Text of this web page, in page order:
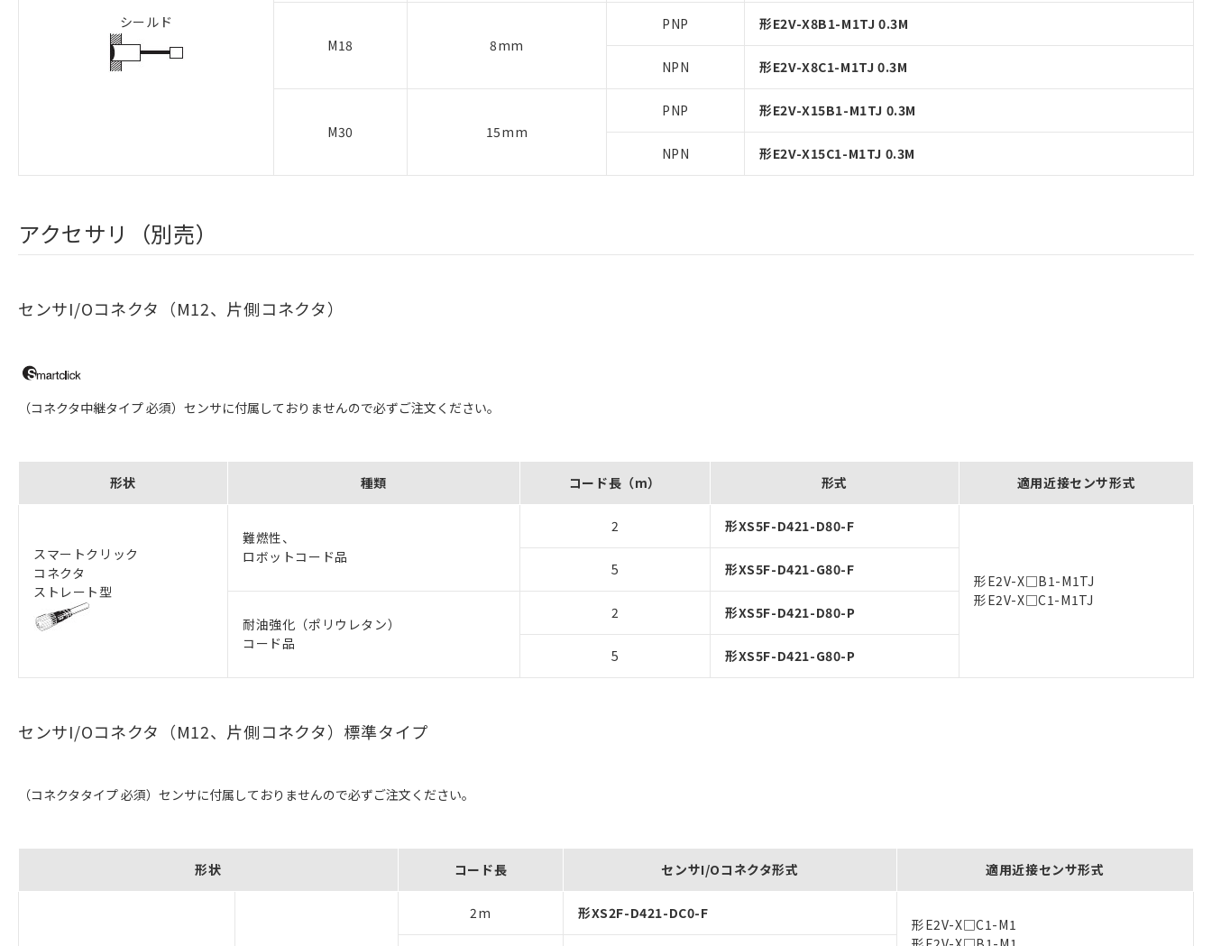
シールド
M18 8mm
PNP 形E2V-X8B1-M1TJ 0.3M
NPN 形E2V-X8C1-M1TJ 0.3M
M30 15mm
PNP 形E2V-X15B1-M1TJ 0.3M
NPN 形E2V-X15C1-M1TJ 0.3M
アクセサリ（別売）
センサI/Oコネクタ（M12、片側コネクタ）
（コネクタ中継タイプ 必須）センサに付属しておりませんので必ずご注文ください。
形状 種類 コード長（m） 形式 適用近接センサ形式
スマートクリック
コネクタ
ストレート型
難燃性、
ロボットコード品
2 形XS5F-D421-D80-F
形E2V-X□B1-M1TJ
形E2V-X□C1-M1TJ
5 形XS5F-D421-G80-F
耐油強化（ポリウレタン）
コード品
2 形XS5F-D421-D80-P
5 形XS5F-D421-G80-P
センサI/Oコネクタ（M12、片側コネクタ）標準タイプ
（コネクタタイプ 必須）センサに付属しておりませんので必ずご注文ください。
形状 コード長 センサI/Oコネクタ形式 適用近接センサ形式
2m 形XS2F-D421-DC0-F
形E2V-X□C1-M1